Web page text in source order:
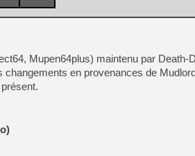
[GK] La saga horrifique
[GK] Le portage de Super
[Mo5] Le jeu de course
[GK] Guillermo del Toro
[GK] Mistfall Hunter : déjà
[GK] Wo Long 2 évolue
[GK] Crossfire : un TPS à
[LS] [PS5] Premiers
Mupen64plus) maintenu par Death-
en provenances de